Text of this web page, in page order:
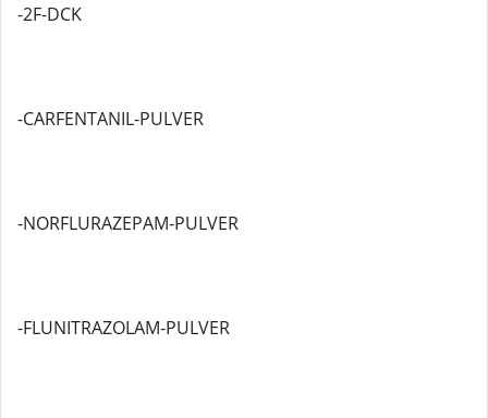
-2F-DCK
-CARFENTANIL-PULVER
-NORFLURAZEPAM-PULVER
-FLUNITRAZOLAM-PULVER